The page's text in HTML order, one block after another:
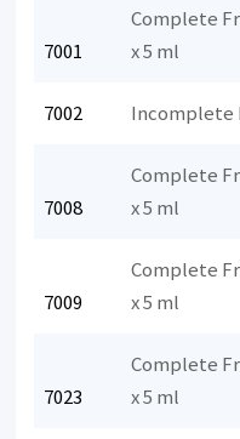
7001
Complete
x 5 ml
7002 Incomplete
7008
Complete
x 5 ml
7009
Complete
x 5 ml
7023
Complete
x 5 ml